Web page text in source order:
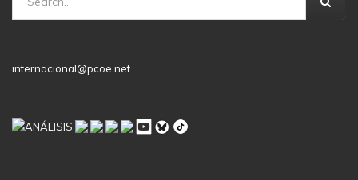
internacional@pcoe.net